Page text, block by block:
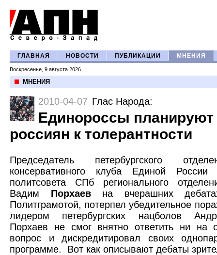
ГЛАВНАЯ НОВОСТИ ПУБЛИКАЦИИ МНЕНИЯ
Воскресенье, 9 августа 2026
МНЕНИЯ
2010-04-07 Глас Народа:
Единороссы планируют
россиян к толерантности
Председатель петербургского
консервативного клуба Единой
политсовета СПб регионального
Вадим Порхаевна вчерашних
Политграмотой, потерпел убедительное
лидером петербургских нацболов
Порхаев не смог внятно ответить ни на
вопрос и дискредитировал своих
программе.
Вот как описывают дебаты